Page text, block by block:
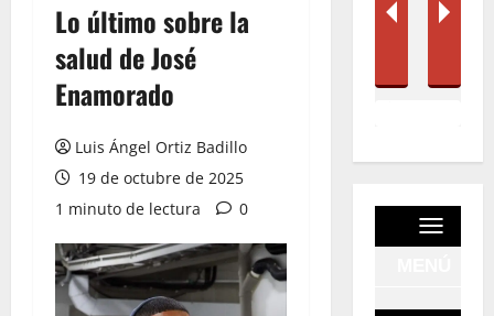
Lo último sobre la
salud de José
Enamorado
Luis Ángel Ortiz Badillo
19 de octubre de 2025
1 minuto de lectura
0